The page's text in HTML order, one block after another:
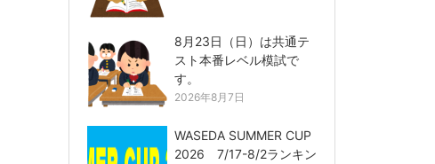
8月23日（日）は共通テ
スト本番レベル模試で
す。
2026年8月7日
WASEDA SUMMER CUP
2026 7/17-8/2ランキン